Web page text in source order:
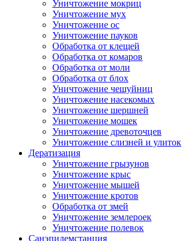
Уничтожение мокриц
Уничтожение мух
Уничтожение ос
Уничтожение пауков
Обработка от клещей
Обработка от комаров
Обработка от моли
Обработка от блох
Уничтожение чешуйниц
Уничтожение насекомых
Уничтожение шершней
Уничтожение мошек
Уничтожение древоточцев
Уничтожение слизней и улиток
Дератизация
Уничтожение грызунов
Уничтожение крыс
Уничтожение мышей
Уничтожение кротов
Обработка от змей
Уничтожение землероек
Уничтожение полевок
Санэпидемстанция